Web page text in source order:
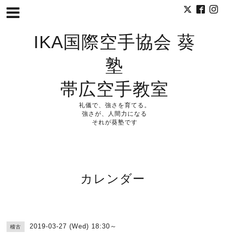
IKA国際空手協会 葵
塾
帯広空手教室
礼儀で、強さを育てる。
強さが、人間力になる
それが葵塾です
カレンダー
稽古 2019-03-27 (Wed) 18:30～